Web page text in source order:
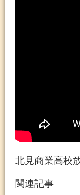
北見商業高校
関連記事